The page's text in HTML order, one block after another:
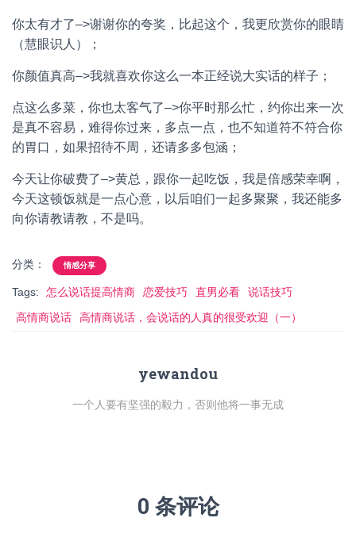
你太有才了–>谢谢你的夸奖，比起这个，我更欣赏你的眼睛
（慧眼识人）；
你颜值真高–>我就喜欢你这么一本正经说大实话的样子；
点这么多菜，你也太客气了–>你平时那么忙，约你出来一次
是真不容易，难得你过来，多点一点，也不知道符不符合你
的胃口，如果招待不周，还请多多包涵；
今天让你破费了–>黄总，跟你一起吃饭，我是倍感荣幸啊，
今天这顿饭就是一点心意，以后咱们一起多聚聚，我还能多
向你请教请教，不是吗。
分类： 情感分享
Tags: 怎么说话提高情商 恋爱技巧 直男必看
说话技巧
高情商说话
高情商说话，会说话的人真的很受欢迎（一）
yewandou
一个人要有坚强的毅力，否则他将一事无成
0 条评论